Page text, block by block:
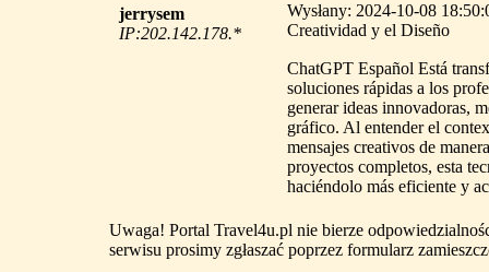
jerrysem
IP:202.142.178.*
Wysłany: 2024-10-08
Creatividad y el Diseño
ChatGPT Español Está
soluciones rápidas a los
generar ideas innovadoras,
gráfico. Al entender el
mensajes creativos de
proyectos completos, esta
haciéndolo más eficiente y
Uwaga! Portal Travel4u.pl nie bierze
serwisu prosimy zgłaszać poprzez formularz